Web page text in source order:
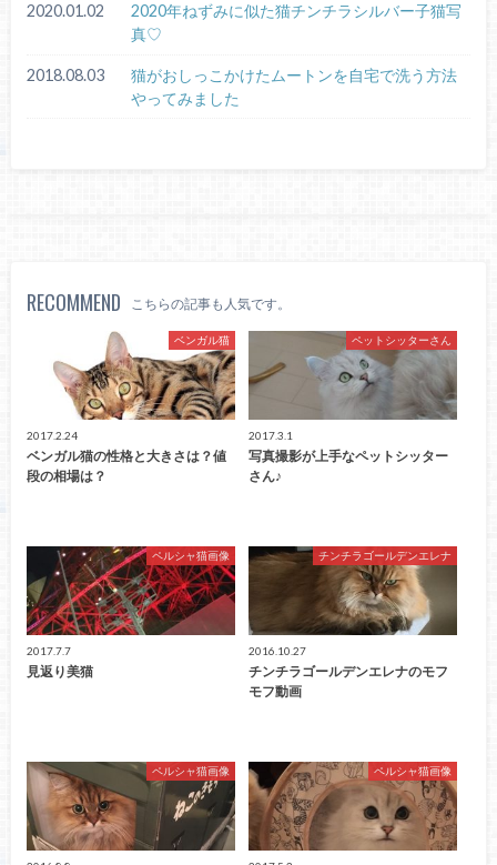
2020.01.02
2020年ねずみに似た猫チンチラシルバー子猫写
真♡
2018.08.03
猫がおしっこかけたムートンを自宅で洗う方法
やってみました
RECOMMEND こちらの記事も人気です。
ベンガル猫
2017.2.24
ベンガル猫の性格と大きさは？値
段の相場は？
ペットシッターさん
2017.3.1
写真撮影が上手なペットシッター
さん♪
ペルシャ猫画像
2017.7.7
見返り美猫
チンチラゴールデンエレナ
2016.10.27
チンチラゴールデンエレナのモフ
モフ動画
ペルシャ猫画像 ペルシャ猫画像